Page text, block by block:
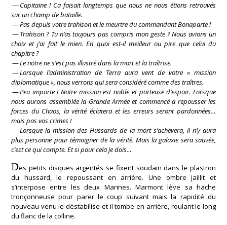
—Capitaine ! Ca faisait longtemps que nous ne nous étions retrouvés
sur un champ de bataille.
—Pas depuis votre trahison et le meurtre du commandant Bonaparte !
—Trahison ? Tu n’as toujours pas compris mon geste ? Nous avions un
choix et j’ai fait le mien. En quoi est-il meilleur ou pire que celui du
chapitre ?
—Le notre ne s’est pas illustré dans la mort et la traîtrise.
—Lorsque l’administration de Terra aura vent de votre « mission
diplomatique », nous verrons qui sera considéré comme des traîtres.
—Peu importe ! Notre mission est noble et porteuse d’espoir. Lorsque
nous aurons assemblée la Grande Armée et commencé à repousser les
forces du Chaos, la vérité éclatera et les erreurs seront pardonnées…
mais pas vos crimes !
—Lorsque la mission des Hussards de la mort s’achèvera, il n’y aura
plus personne pour témoigner de la vérité. Mais la galaxie sera sauvée,
c’est ce qui compte. Et si pour cela je dois…
Des petits disques argentés se fixent soudain dans le plastron
du hussard, le repoussant en arrière. Une ombre jaillit et
s’interpose entre les deux Marines. Marmont lève sa hache
tronçonneuse pour parer le coup suivant mais la rapidité du
nouveau venu le déstabilise et il tombe en arrière, roulant le long
du flanc de la colline.